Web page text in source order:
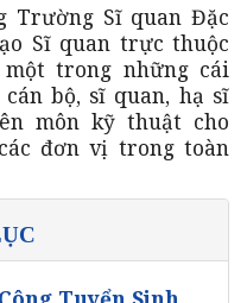
Trường Sĩ quan Đặc
Sĩ quan trực thuộc
trong những cái
bộ, sĩ quan, hạ sĩ
môn kỹ thuật cho
đơn vị trong toàn